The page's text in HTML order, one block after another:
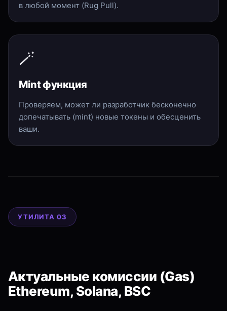
в любой момент (Rug Pull).
🪄
Mint функция
Проверяем, может ли разработчик бесконечно
допечатывать (mint) новые токены и обесценить
ваши.
УТИЛИТА 03
Актуальные комиссии (Gas)
Ethereum, Solana, BSC